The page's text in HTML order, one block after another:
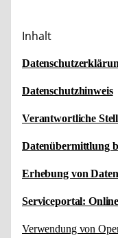
Inhalt
Datenschutzhinweis
Verantwortliche
Datenübermittlung
Erhebung von Daten
Serviceportal:
Verwendung von